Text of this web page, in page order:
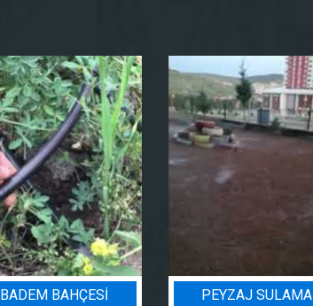
BADEM BAHÇESI
PEYZAJ SULAMA